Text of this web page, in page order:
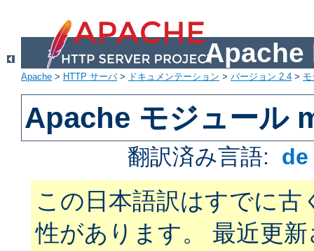
Apache
Apache > HTTP サーバ> ドキュメンテーション > バージョン 2.4 >
Apache モジュール
翻訳済み言語:
この日本語訳はすでに古
性があります。 最近更